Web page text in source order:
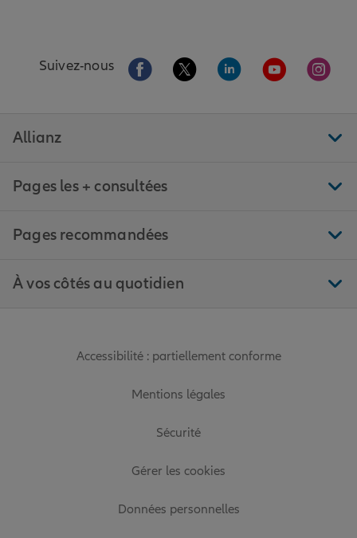
Suivez-nous Aller sur la page Facebook de Allianz
Aller sur la page Twitter de
Aller sur la page
Aller sur la
Aller
Allianz
Pages les + consultées
Pages recommandées
À vos côtés au quotidien
Accessibilité : partiellement conforme
Mentions légales
Sécurité
Gérer les cookies
Données personnelles